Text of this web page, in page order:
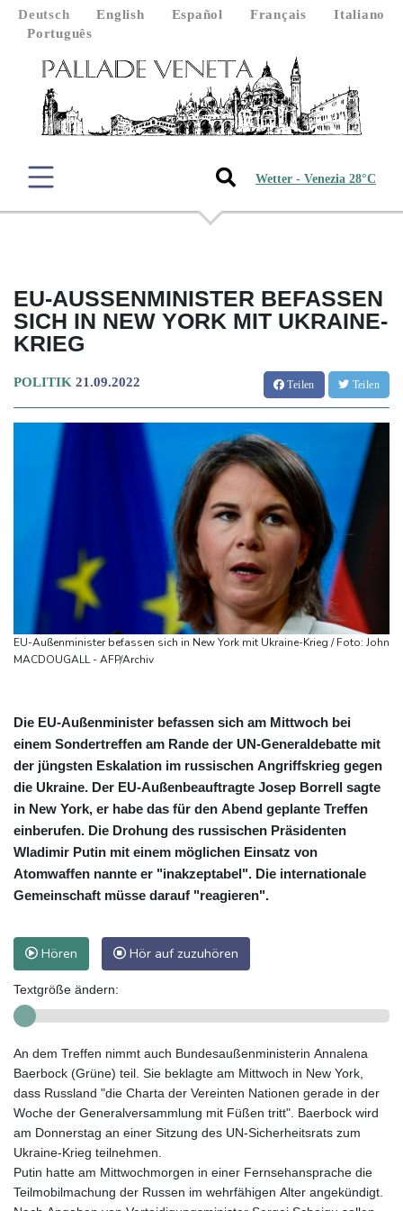
Deutsch English Español Français
Italiano
Português
Wetter - Venezia 28°C
EU-AUSSENMINISTER BEFASSEN S
ICH IN NEW YORK MIT UKRAINE-K
RIEG
POLITIK 21.09.2022 Teilen Teilen
EU-Außenminister befassen sich in New York mit Ukraine-Krieg / Foto: John
MACDOUGALL - AFP/Archiv
Die EU-Außenminister befassen sich am Mittwoch bei
einem Sondertreffen am Rande der UN-Generaldebatte mit
der jüngsten Eskalation im russischen Angriffskrieg gegen
die Ukraine. Der EU-Außenbeauftragte Josep Borrell sagte
in New York, er habe das für den Abend geplante Treffen
einberufen. Die Drohung des russischen Präsidenten
Wladimir Putin mit einem möglichen Einsatz von
Atomwaffen nannte er "inakzeptabel". Die internationale
Gemeinschaft müsse darauf "reagieren".
Hören Hör auf zuzuhören
Textgröße ändern:
An dem Treffen nimmt auch Bundesaußenministerin Annalena
Baerbock (Grüne) teil. Sie beklagte am Mittwoch in New York,
dass Russland "die Charta der Vereinten Nationen gerade in der
Woche der Generalversammlung mit Füßen tritt". Baerbock wird
am Donnerstag an einer Sitzung des UN-Sicherheitsrats zum
Ukraine-Krieg teilnehmen.
Putin hatte am Mittwochmorgen in einer Fernsehansprache die
Teilmobilmachung der Russen im wehrfähigen Alter angekündigt.